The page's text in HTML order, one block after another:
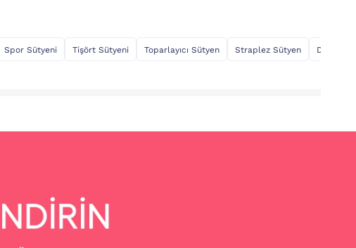
Spor Sütyeni Tişört Sütyeni Toparlayıcı Sütyen Straplez Sütyen Dekolte